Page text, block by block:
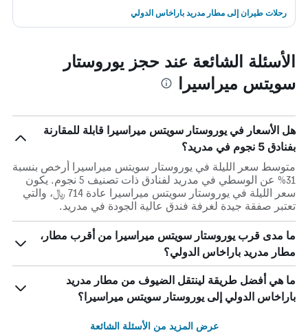
رحلات طيران إلى مطار مدريد باراخاس الدولي
الأسئلة الشائعة عند حجز يوروستار
سويتس ميراسيرا
هل الأسعار في يوروستار سويتس ميراسيرا قابلة للمقارنة
بفنادق 5 نجوم في مدريد؟
متوسط سعر الليلة في يوروستار سويتس ميراسيرا أرخص بنسبة
31% عن الوسطي في مدريد لفنادق ذات تصنيف 5 نجوم. يكون
سعر الليلة في يوروستار سويتس ميراسيرا عادة 714 ﷼، والتي
تعتبر صفقة جيدة لغرفة فندق عالية الجودة في مدريد.
ما مدى قرب يوروستار سويتس ميراسيرا من أقرب مطار،
مطار مدريد باراخاس الدولي؟
ما هي أفضل طريقة لينتقل الضيوف من مطار مدريد
باراخاس الدولي إلى يوروستار سويتس ميراسيرا؟
عرض المزيد من الأسئلة الشائعة